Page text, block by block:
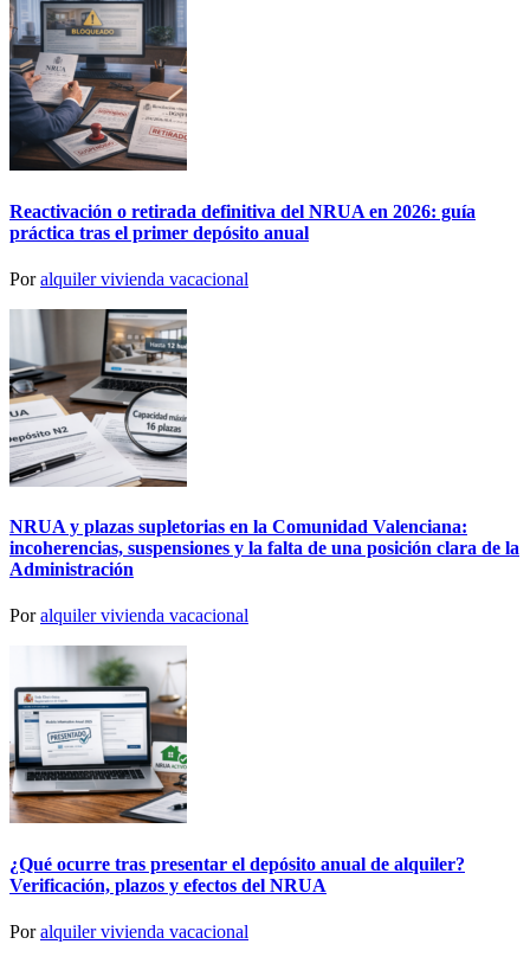
Reactivación o retirada definitiva del NRUA en 2026: guía
práctica tras el primer depósito anual
Poralquiler vivienda vacacional
NRUA y plazas supletorias en la Comunidad Valenciana:
incoherencias, suspensiones y la falta de una posición clara de la
Administración
Poralquiler vivienda vacacional
¿Qué ocurre tras presentar el depósito anual de alquiler?
Verificación, plazos y efectos del NRUA
Poralquiler vivienda vacacional